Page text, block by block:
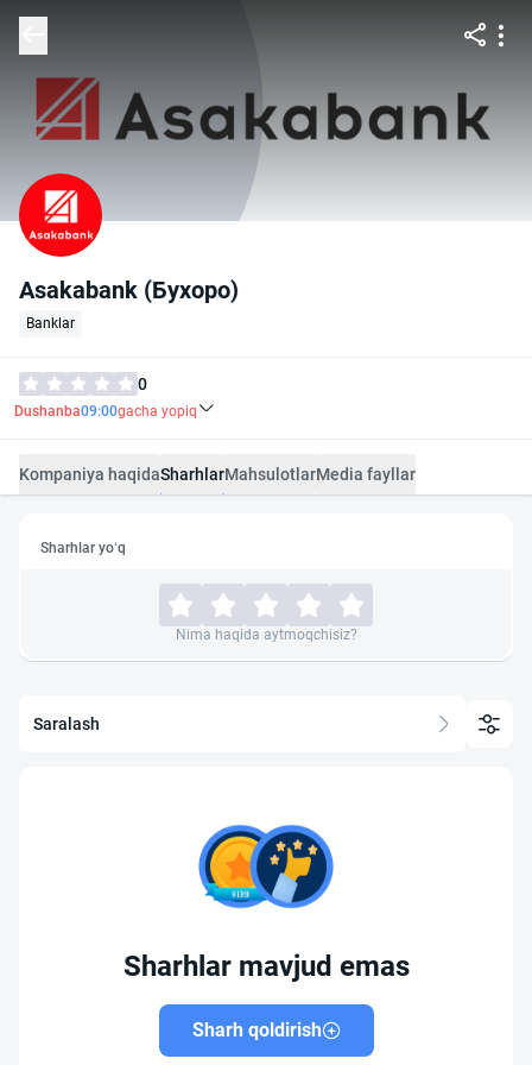
Asakabank (Бухоро)
Banklar
0
Dushanba09:00gacha yopiq
Kompaniya haqidaSharhlarMahsulotlarMedia fayllar
Sharhlar yo‘q
Nima haqida aytmoqchisiz?
Saralash
Sharhlar mavjud emas
Sharh qoldirish